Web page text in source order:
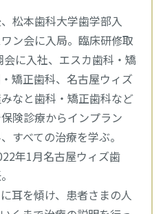
松本歯科大学歯学部入
ン会に入局。臨床研修取
に入社、エスカ歯科・矯
矯正歯科、名古屋ウィズ
なと歯科・矯正歯科など
険診療からインプラン
すべての治療を学ぶ。
年1月名古屋ウィズ歯
耳を傾け、患者さまの人